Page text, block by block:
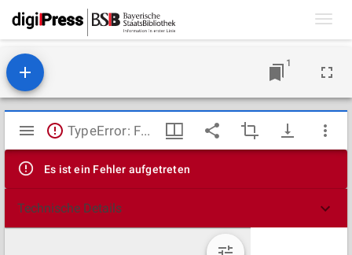
1
Mirador
Viewer
TypeError: Failed to fetch
Es ist ein Fehler aufgetreten
Technische Details